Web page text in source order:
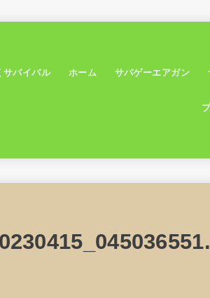
サバイバル ホーム サバゲーエアガン